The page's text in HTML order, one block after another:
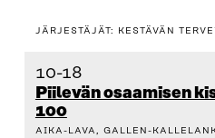
JÄRJESTÄJÄT: KESTÄVÄN
10-18
Piilevän osaamisen
100
AIKA-LAVA, GALLEN-